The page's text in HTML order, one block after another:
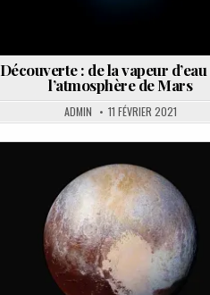
Découverte : de la vapeur
l’atmosphère de Mars
ADMIN 11 FÉVRIER 2021
Posted